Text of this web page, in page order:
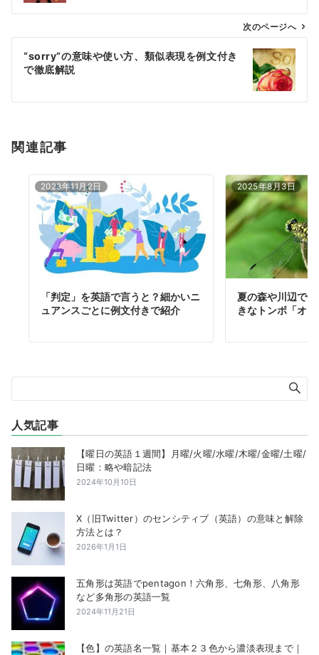
ビ
ン
次のページへ
“sorry”の意味や使い方、類似表現を例文付き
で徹底解説
関連記事
2023年11月2日
「判定」を英語で言うと？細かいニ
ュアンスごとに例文付きで紹介
2025年8月3日
夏の森や川辺で
きなトンボ「オ
人気記事
【曜日の英語１週間】月曜/火曜/水曜/木曜/金曜/土曜/
日曜：略や暗記法
2024年10月10日
X（旧Twitter）のセンシティブ（英語）の意味と解除
方法とは？
2026年1月1日
五角形は英語でpentagon！六角形、七角形、八角形
など多角形の英語一覧
2024年11月21日
【色】の英語名一覧｜基本２３色から濃淡表現まで｜